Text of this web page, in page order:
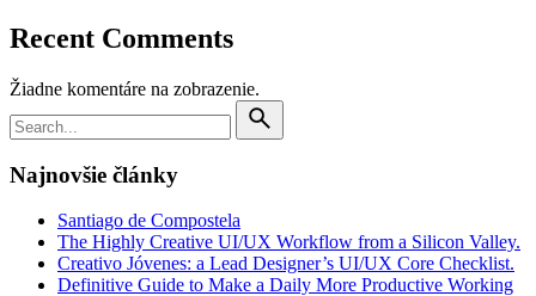
Recent Comments
Žiadne komentáre na zobrazenie.
for
Najnovšie články
Santiago de Compostela
The Highly Creative UI/UX Workflow from a Silicon Valley.
Creativo Jóvenes: a Lead Designer’s UI/UX Core Checklist.
Definitive Guide to Make a Daily More Productive Working